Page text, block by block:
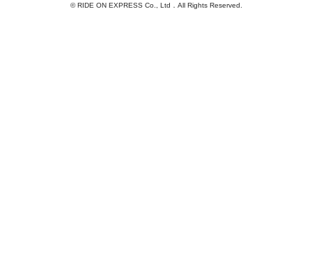
© RIDE ON EXPRESS Co., Ltd．All Rights Reserved.